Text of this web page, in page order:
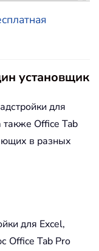
установщик
для
Office Tab
в разных
для Excel,
Office Tab Pro